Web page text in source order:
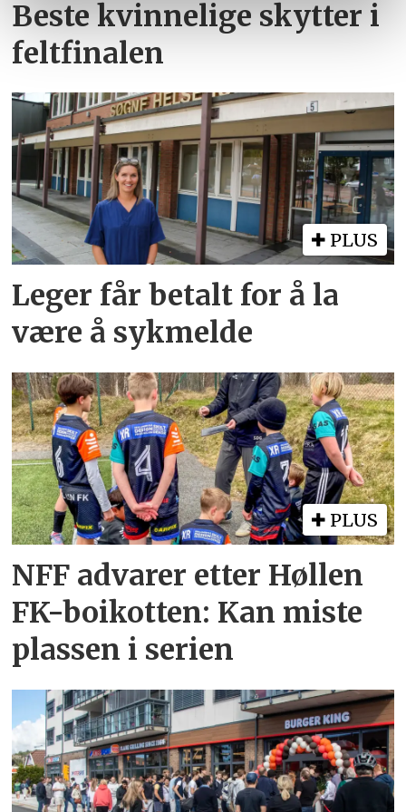
Beste kvinnelige skytter i
feltfinalen
PLUS
Leger får betalt for å la
være å sykmelde
PLUS
NFF advarer etter Høllen
FK-boikotten: Kan miste
plassen i serien